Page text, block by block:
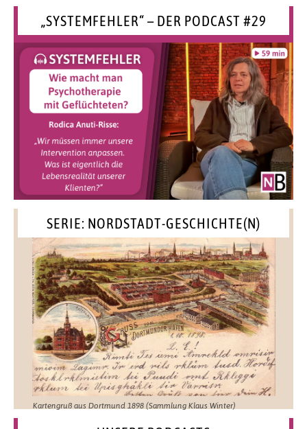
„SYSTEMFEHLER“ – DER PODCAST #29
SERIE: NORDSTADT-GESCHICHTE(N)
Kartengruß aus Dortmund 1898 (Sammlung Klaus Winter)